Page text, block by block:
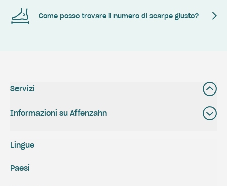
Come posso trovare il numero di scarpe giusto?
Servizi
Informazioni su Affenzahn
Lingue
Paesi